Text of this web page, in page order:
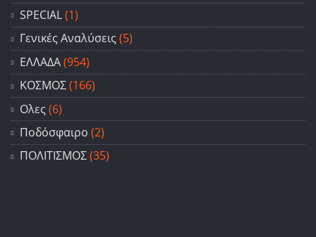
SPECIAL(1)
Γενικές Αναλύσεις(5)
ΕΛΛΑΔΑ(954)
ΚΟΣΜΟΣ(166)
Ολες (6)
Ποδόσφαιρο (2)
ΠΟΛΙΤΙΣΜΟΣ(35)